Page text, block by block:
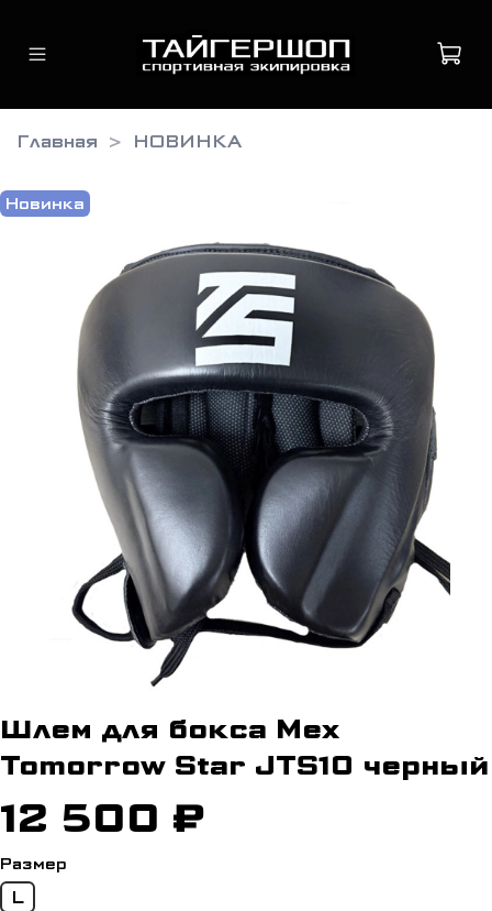
Главная НОВИНКА
Новинка
Шлем для бокса Mex
Tomorrow Star JTS10 черный
12 500 ₽
Размер
L